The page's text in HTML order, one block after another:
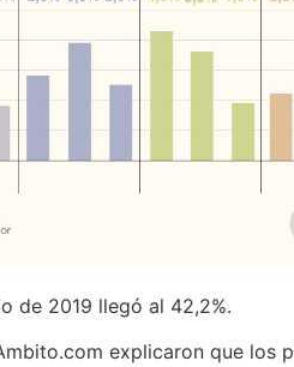
de 2019 llegó al 42,2%.
explicaron que los